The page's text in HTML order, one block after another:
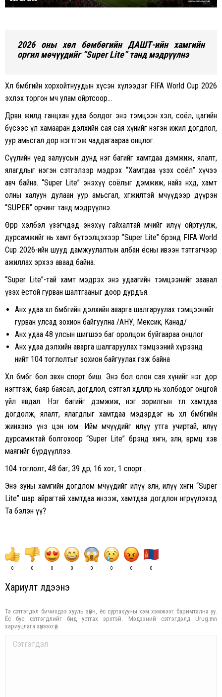
2026 оны хөл бөмбөгийн ДАШТ-ийн хамгийн
оргил мөчүүдийг “Super Lite” танд мэдрүүлнэ
Хөл бөмбөгийн хорхойтнуудын хүсэн хүлээдэг FIFA World Cup 2026
эхлэх торгон мөч улам ойртсоор…
Дөрвөн жилд ганцхан удаа болдог энэ тэмцээн хэл, соёл, цагийн
бүсээс үл хамааран дэлхийн сая сая хүнийг нэгэн ижил догдлол,
уур амьсгал дор нэгтгэж чаддагаараа онцлог.
Сүүлийн үед залуусын дунд нэг багийг хамтдаа дэмжиж, ялалт,
ялагдлыг нэгэн сэтгэлээр мэдрэх “Хамтдаа үзэх соёл” хүчээ
авч байна. “Super Lite” энэхүү соёлыг дэмжиж, найз нөхөд, хамт
олны халуун дулаан уур амьсгал, хөгжилтэй мөчүүдээр дүүрэн
“SUPER” орчинг танд мэдрүүлнэ.
Өөрөөр хэлбэл үзэгчдэд энэхүү гайхалтай мөчийг илүү ойртуулж,
дурсамжийг нь хамт бүтээлцэхээр “Super Lite” брэнд FIFA World
Cup 2026-ийн шууд дамжуулалтын албан ёсны ивээн тэтгэгчээр
ажиллах эрхээ аваад байна.
“Super Lite”-тай хамт мэдрэх энэ удаагийн тэмцээнийг заавал
үзэх ёстой гурван шалтгааныг доор дурдъя.
Анх удаа хөл бөмбөгийн дэлхийн аварга шалгаруулах тэмцээнийг
гурван улсад зохион байгуулна /АНУ, Мексик, Канад/
Анх удаа 48 улсын шигшээ баг оролцож буйгаараа онцлог
Анх удаа дэлхийн аварга шалгаруулах тэмцээний хүрээнд
нийт 104 тоглолтыг зохион байгуулах гэж байна
Хөл бөмбөг бол зөвхөн спорт биш. Энэ бол олон сая хүнийг нэг дор
нэгтгэж, баяр баясал, догдлол, сэтгэл хөдлөлөөр нь холбодог онцгой
үйл явдал. Нэг багийг дэмжиж, нэг зорилгын төлөө хамтдаа
догдолж, ялалт, ялагдлыг хамтдаа мэдэрдэг нь хөл бөмбөгийн
жинхэнэ үнэ цэн юм. Ийм мөчүүдийг илүү утга учиртай, илүү
дурсамжтай болгохоор “Super Lite” брэнд хөнгөн, зөөлөн, өвөрмөц хэв
маягийг бүрдүүллээ.
104 тоглолт, 48 баг, 39 өдөр, 16 хот, 1 спорт…
Энэ зуны хамгийн догдлом мөчүүдийг илүү зөөлөн, илүү хөнгөн “Super
Lite” шар айрагтай хамтдаа инээж, хамтдаа догдлон өнгөрүүлэхэд
Та бэлэн үү?
0 0 0 0 0 0 0 0
Хариулт үлдээнэ үү
Та сэтгэгдэл бичихдээ хууль зүйн, ёс суртахууны хэм хэмжээг баримтална уу.
Ёс бус сэтгэгдлийг бид устгах эрхтэй. Мэдээний сэтгэгдэлд Urug.mn
хариуцлага хүлээхгүй.
Comment